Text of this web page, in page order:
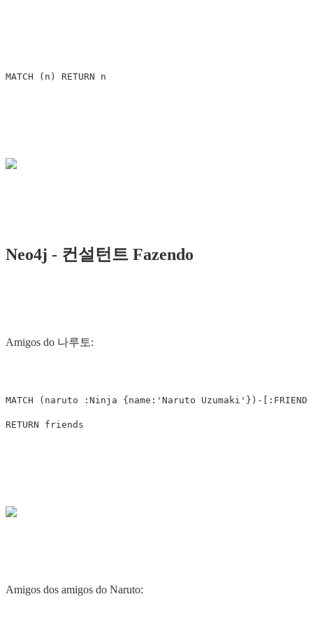
MATCH ( n ) RETURN n
Neo4j - 컨설턴트 Fazendo
Amigos do 나루토:
MATCH ( naruto :Ninja { name: 'Naruto Uzumaki' }) -
RETURN friends
Amigos dos amigos do Naruto: